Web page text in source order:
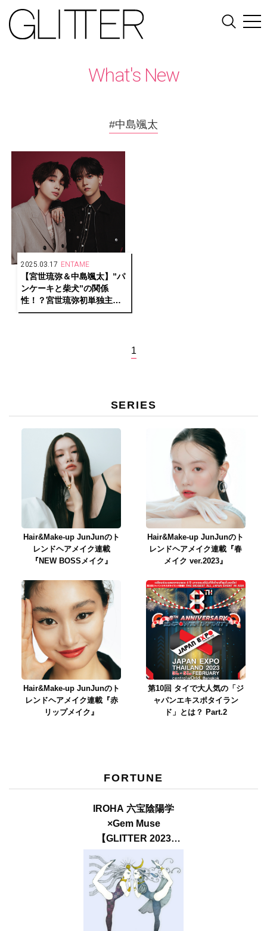
What's New
#中島颯太
2025.03.17 ENTAME
【宮世琉弥＆中島颯太】”パ
ンケーキと柴犬”の関係
性！？宮世琉弥初単独主演
映画「顔だけじゃ好きにな
1
SERIES
Hair&Make-up JunJunのト
レンドヘアメイク連載
『NEW BOSSメイク』
Hair&Make-up JunJunのト
レンドヘアメイク連載『春
メイク ver.2023』
Hair&Make-up JunJunのト
レンドヘアメイク連載『赤
リップメイク』
第10回 タイで大人気の「ジ
ャパンエキスポタイラン
ド」とは？ Part.2
FORTUNE
IROHA 六宝陰陽学
×Gem Muse
【GLITTER 2023
SUMMER issue】